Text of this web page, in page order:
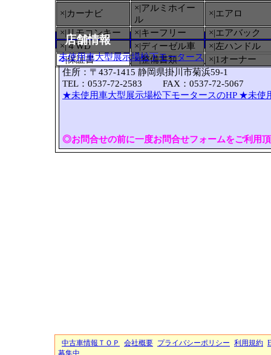
×|カーナビ
×|アルミホイー
ル
×|エアロ
×|リモコンキー
×|キーフリー
×|エアバック
×|４WD
×|ディーゼル車
×|左ハンドル
○|保証書 ×|整備書類 ×|1オーナー
店舗情報
未使用車大型展示場松下モータース
住所：〒437-1415 静岡県掛川市菊浜59-1
TEL：0537-72-2583 FAX：0537-72-5067
★未使用車大型展示場松下モータースのHP ★未使
◎お問合せの前に一度お問合せフォームをご利用
中古車情報ＴＯＰ 会社概要 プライバシーポリシー 利用規約
募集中